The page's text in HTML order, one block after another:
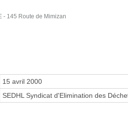
- 145 Route de Mimizan
15 avril 2000
SEDHL Syndicat d'Elimination des